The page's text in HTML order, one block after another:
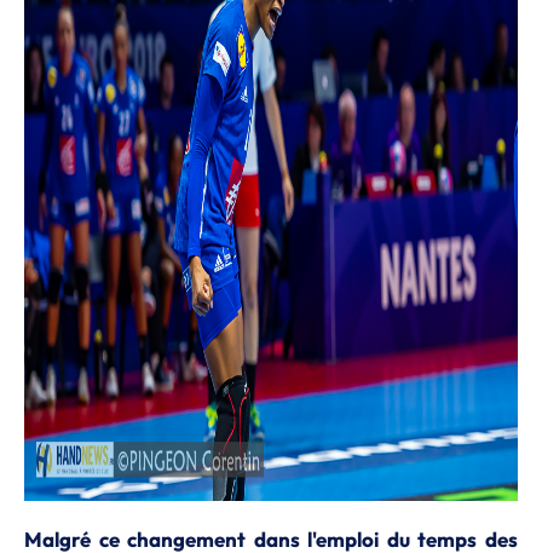
Malgré ce changement dans l'emploi du temps des